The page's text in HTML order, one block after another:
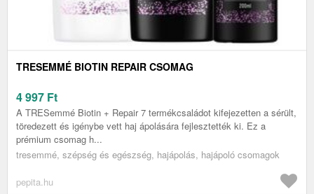
TRESEMMÉ BIOTIN REPAIR CSOMAG
4 997 Ft
A TRESemmé Biotin + Repair 7 termékcsaládot kifejezetten a sérült,
töredezett és igénybe vett haj ápolására fejlesztették ki. Ez a
prémium csomag h...
tresemmé, szépség és egészség, hajápolás, hajápoló csomagok
pepita.hu